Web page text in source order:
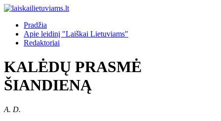
Pradžia
Apie leidinį "Laiškai Lietuviams"
Redaktoriai
KALĖDŲ PRASMĖ
ŠIANDIENĄ
A. D.